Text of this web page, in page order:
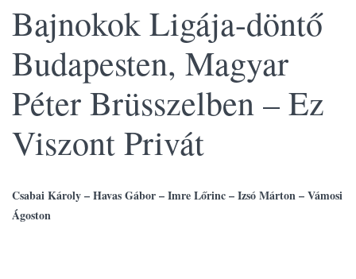
Bajnokok Ligája-döntő
Budapesten, Magyar
Péter Brüsszelben – Ez
Viszont Privát
Csabai Károly – Havas Gábor – Imre Lőrinc – Izsó Márton – Vámosi
Ágoston